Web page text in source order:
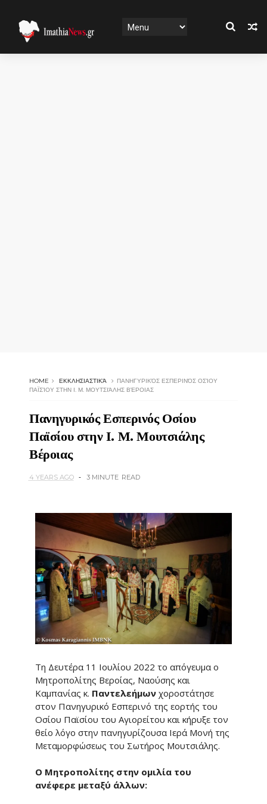
HOME ΕΚΚΛΗΣΙΑΣΤΙΚΆ
ΠΑΝΗΓΥΡΙΚΌΣ ΕΣΠΕΡΙΝΌΣ ΟΣΊΟΥ
ΠΑΪΣΊΟΥ ΣΤΗΝ Ι. Μ. ΜΟΥΤΣΙΆΛΗΣ ΒΈΡΟΙΑΣ
Πανηγυρικός Εσπερινός Οσίου
Παϊσίου στην Ι. Μ. Μουτσιάλης
Βέροιας
4 YEARS AGO 3 MINUTE READ
Τη Δευτέρα 11 Ιουλίου 2022 το απόγευμα ο
Μητροπολίτης Βεροίας, Ναούσης και
Καμπανίας κ. Παντελεήμωνχοροστάτησε
στον Πανηγυρικό Εσπερινό της εορτής του
Οσίου Παϊσίου του Αγιορείτου και κήρυξε τον
θείο λόγο στην πανηγυρίζουσα Ιερά Μονή της
Μεταμορφώσεως του Σωτήρος Μουτσιάλης.
Ο Μητροπολίτης στην ομιλία του
ανέφερε μεταξύ άλλων: